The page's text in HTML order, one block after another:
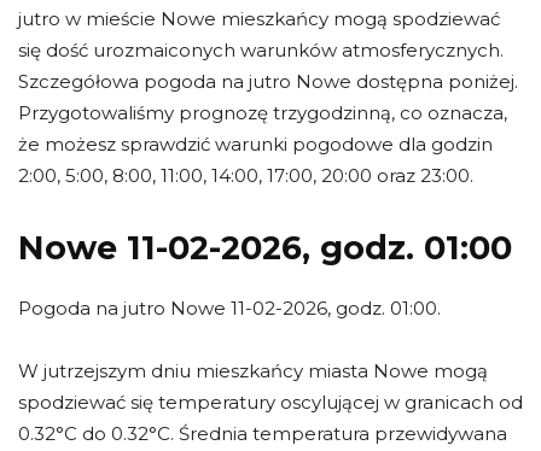
jutro w mieście Nowe mieszkańcy mogą spodziewać
się dość urozmaiconych warunków atmosferycznych.
Szczegółowa pogoda na jutro Nowe dostępna poniżej.
Przygotowaliśmy prognozę trzygodzinną, co oznacza,
że możesz sprawdzić warunki pogodowe dla godzin
2:00, 5:00, 8:00, 11:00, 14:00, 17:00, 20:00 oraz 23:00.
Nowe 11-02-2026, godz. 01:00
Pogoda na jutro Nowe 11-02-2026, godz. 01:00.
W jutrzejszym dniu mieszkańcy miasta Nowe mogą
spodziewać się temperatury oscylującej w granicach od
0.32°C do 0.32°C. Średnia temperatura przewidywana